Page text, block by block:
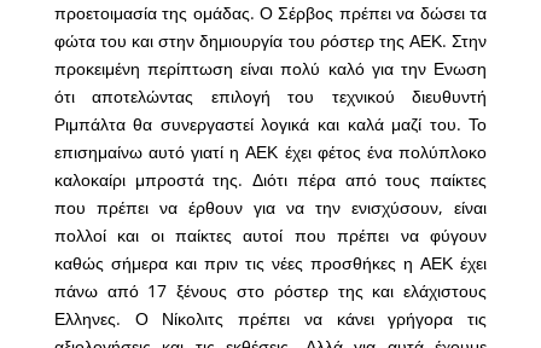
προετοιμασία της ομάδας. Ο Σέρβος πρέπει να δώσει τα
φώτα του και στην δημιουργία του ρόστερ της ΑΕΚ. Στην
προκειμένη περίπτωση είναι πολύ καλό για την Ενωση
ότι αποτελώντας επιλογή του τεχνικού διευθυντή
Ριμπάλτα θα συνεργαστεί λογικά και καλά μαζί του. Το
επισημαίνω αυτό γιατί η ΑΕΚ έχει φέτος ένα πολύπλοκο
καλοκαίρι μπροστά της. Διότι πέρα από τους παίκτες
που πρέπει να έρθουν για να την ενισχύσουν, είναι
πολλοί και οι παίκτες αυτοί που πρέπει να φύγουν
καθώς σήμερα και πριν τις νέες προσθήκες η ΑΕΚ έχει
πάνω από 17 ξένους στο ρόστερ της και ελάχιστους
Ελληνες. Ο Νίκολιτς πρέπει να κάνει γρήγορα τις